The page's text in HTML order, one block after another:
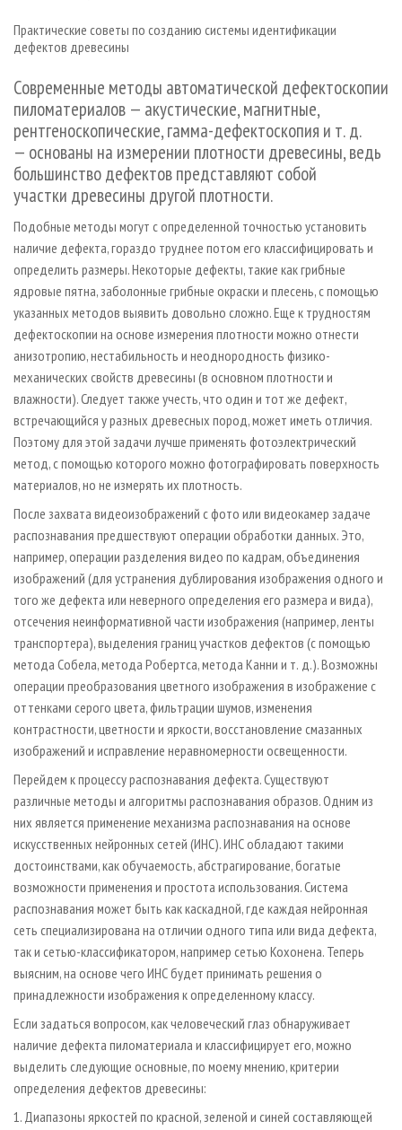
ПРОИЗВОДСТВО ДРЕВЕСНЫХ ПЛИТ
ПРОИЗВОДСТВО МЕБЕЛИ
БИОЭНЕРГЕТИКА
ЦБП
ИНСТРУМЕНТ И МАТЕРИАЛЫ
МОБИЛЬНЫЕ ВЫСТАВКИ
ПРИОРИТЕТНЫЕ ИНВЕСТПРОЕКТЫ
RUSSIAN FORESTRY REVIEW
ГАЗЕТА ЛЕСПРОМФОРУМ
БИБЛИОТЕКА СПЕЦИАЛИСТА
РЕКЛАМА НА САЙТЕ
Практические советы по созданию системы идентификации
дефектов древесины
Современные методы автоматической дефектоскопии
пиломатериалов — акустические, магнитные,
рентгеноскопические, гамма-дефектоскопия и т. д.
— основаны на измерении плотности древесины, ведь
большинство дефектов представляют собой
участки древесины другой плотности.
Подобные методы могут с определенной точностью установить
наличие дефекта, гораздо труднее потом его классифицировать и
определить размеры. Некоторые дефекты, такие как грибные
ядровые пятна, заболонные грибные окраски и плесень, с помощью
указанных методов выявить довольно сложно. Еще к трудностям
дефектоскопии на основе измерения плотности можно отнести
анизотропию, нестабильность и неоднородность физико-
механических свойств древесины (в основном плотности и
влажности). Следует также учесть, что один и тот же дефект,
встречающийся у разных древесных пород, может иметь отличия.
Поэтому для этой задачи лучше применять фотоэлектрический
метод, с помощью которого можно фотографировать поверхность
материалов, но не измерять их плотность.
После захвата видеоизображений с фото­ или видеокамер задаче
распознавания предшествуют операции обработки данных. Это,
например, операции разделения видео по кадрам, объединения
изображений (для устранения дублирования изображения одного и
того же дефекта или неверного определения его размера и вида),
отсечения неинформативной части изображения (например, ленты
транспортера), выделения границ участков дефектов (с помощью
метода Собела, метода Робертса, метода Канни и т. д.). Возможны
операции преобразования цветного изображения в изображение с
оттенками серого цвета, фильтрации шумов, изменения
контрастности, цветности и яркости, восстановление смазанных
изображений и исправление неравномерности освещенности.
Перейдем к процессу распознавания дефекта. Существуют
различные методы и алгоритмы распознавания образов. Одним из
них является применение механизма распознавания на основе
искусственных нейронных сетей (ИНС). ИНС обладают такими
достоинствами, как обучаемость, абстрагирование, богатые
возможности применения и простота использования. Система
распознавания может быть как каскадной, где каждая нейронная
сеть специализирована на отличии одного типа или вида дефекта,
так и сетью-классификатором, например сетью Кохонена. Теперь
выясним, на основе чего ИНС будет принимать решения о
принадлежности изображения к определенному классу.
Если задаться вопросом, как человеческий глаз обнаруживает
наличие дефекта пиломатериала и классифицирует его, можно
выделить следующие основные, по моему мнению, критерии
определения дефектов древесины:
1. Диапазоны яркостей по красной, зеленой и синей составляющей